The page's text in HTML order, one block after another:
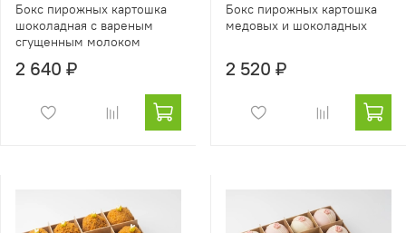
Бокс пирожных картошка
шоколадная с вареным
сгущенным молоком
2 640 ₽
Бокс пирожных картошка
медовых и шоколадных
2 520 ₽